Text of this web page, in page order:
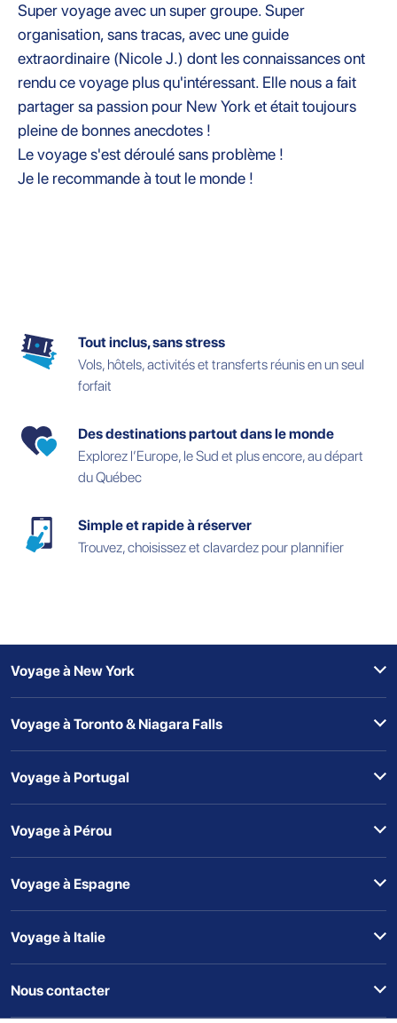
Super voyage avec un super groupe. Super
organisation, sans tracas, avec une guide
extraordinaire (Nicole J.) dont les connaissances ont
rendu ce voyage plus qu'intéressant. Elle nous a fait
partager sa passion pour New York et était toujours
pleine de bonnes anecdotes !
Le voyage s'est déroulé sans problème !
Je le recommande à tout le monde !
Tout inclus, sans stress
Vols, hôtels, activités et transferts réunis en un seul
forfait
Des destinations partout dans le monde
Explorez l’Europe, le Sud et plus encore, au départ
du Québec
Simple et rapide à réserver
Trouvez, choisissez et clavardez pour plannifier
Voyage à New York
Voyage à Toronto & Niagara Falls
Voyage à Portugal
Voyage à Pérou
Voyage à Espagne
Voyage à Italie
Nous contacter